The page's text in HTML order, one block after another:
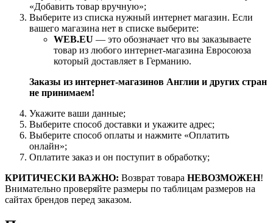
«Добавить товар вручную»;
Выберите из списка нужный интернет магазин. Если
вашего магазина нет в списке выберите:
WEB.EU — это обозначает что вы заказываете
товар из любого интернет-магазина Евросоюза
который доставляет в Германию.
Заказы из интернет-магазинов Англии и других стран
не принимаем!
Укажите ваши данные;
Выберите способ доставки и укажите адрес;
Выберите способ оплаты и нажмите «Оплатить
онлайн»;
Оплатите заказ и он поступит в обработку;
КРИТИЧЕСКИ ВАЖНО: Возврат товара НЕВОЗМОЖЕН!
Внимательно проверяйте размеры по таблицам размеров на
сайтах брендов перед заказом.